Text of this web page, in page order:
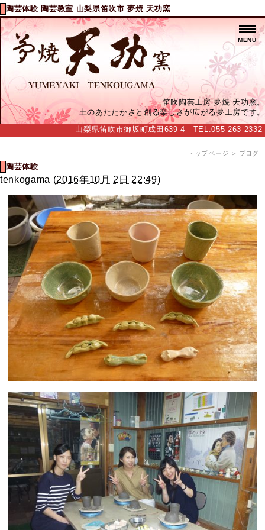
陶芸体験 陶芸教室 山梨県笛吹市 夢焼 天功窯
笛吹陶芸工房 夢焼 天功窯。
土のあたたかさと創る楽しさが広がる夢工房です。
山梨県笛吹市御坂町成田639-4 TEL.055-263-2332
MENU
トップページ ＞ ブログ
陶芸体験
tenkogama (2016年10月 2日 22:49)